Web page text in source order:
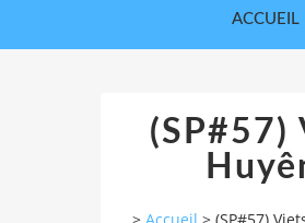
ACCUEIL
(SP#57)